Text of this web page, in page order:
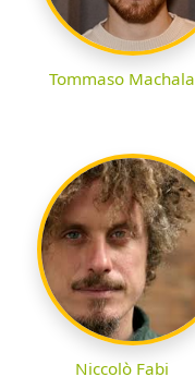
Tommaso Machala
Niccolò Fabi